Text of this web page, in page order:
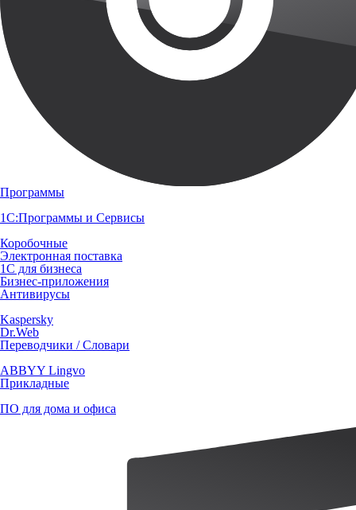
Программы
1С:Программы и Сервисы
Коробочные
Электронная поставка
1С для бизнеса
Бизнес-приложения
Антивирусы
Kaspersky
Dr.Web
Переводчики / Словари
ABBYY Lingvo
Прикладные
ПО для дома и офиса